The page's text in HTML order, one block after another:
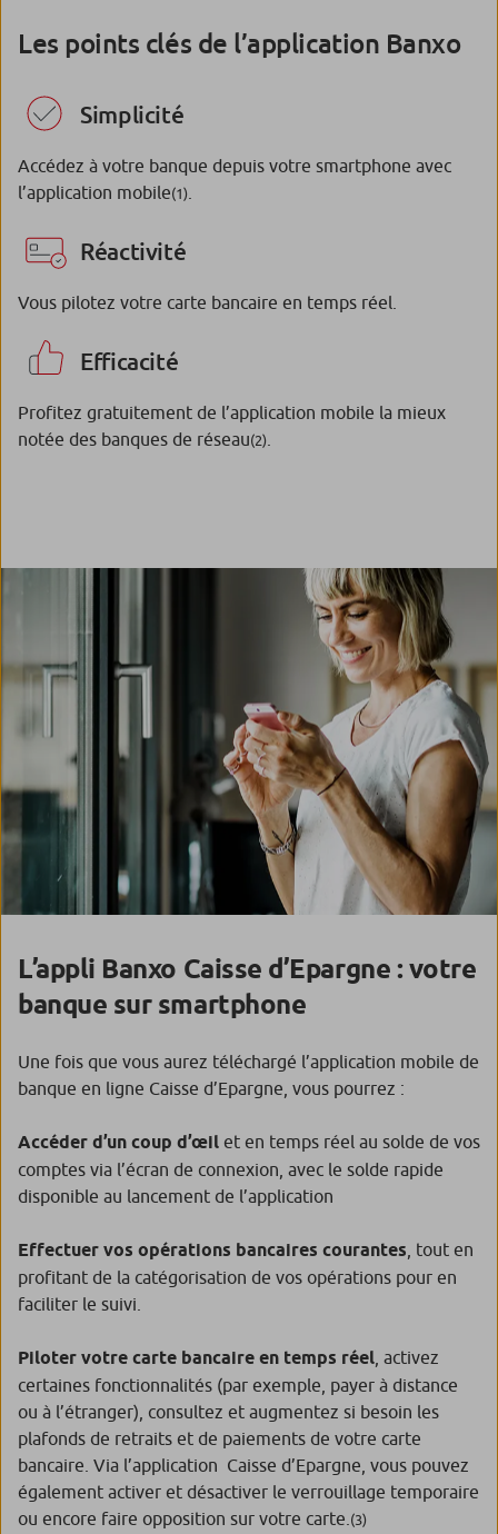
Les points clés de l’application Banxo
Simplicité
Accédez à votre banque depuis votre smartphone avec
l’application mobile(1)
Réactivité
Vous pilotez votre carte bancaire en temps réel.
Efficacité
Profitez gratuitement de l’application mobile la mieux
notée des banques de réseau(2)
L’appli Banxo Caisse d’Epargne : votre
banque sur smartphone
Une fois que vous aurez téléchargé l’application mobile de
banque en ligne Caisse d’Epargne, vous pourrez :
Accéder d’un coup d’œil et en temps réel au solde de vos
comptes via l’écran de connexion, avec le solde rapide
disponible au lancement de l’application
Effectuer vos opérations bancaires courantes , tout en
profitant de la catégorisation de vos opérations pour en
faciliter le suivi.
Piloter votre carte bancaire en temps réel , activez
certaines fonctionnalités (par exemple, payer à distance
ou à l’étranger), consultez et augmentez si besoin les
plafonds de retraits et de paiements de votre carte
bancaire. Via l’application Caisse d’Epargne, vous pouvez
également activer et désactiver le verrouillage temporaire
ou encore faire opposition sur votre carte. (3)